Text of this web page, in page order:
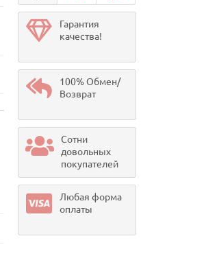
Гарантия
качества!
100% Обмен/
Возврат
Сотни
довольных
покупателей
Любая форма
оплаты